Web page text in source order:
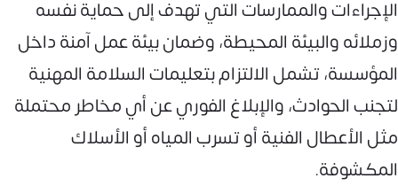
الإجراءات والممارسات التي تهدف إلى حماية نفسه
وزملائه والبيئة المحيطة، وضمان بيئة عمل آمنة داخل
المؤسسة، تشمل الالتزام بتعليمات السلامة المهنية
لتجنب الحوادث، والإبلاغ الفوري عن أي مخاطر محتملة
مثل الأعطال الفنية أو تسرب المياه أو الأسلاك
المكشوفة.